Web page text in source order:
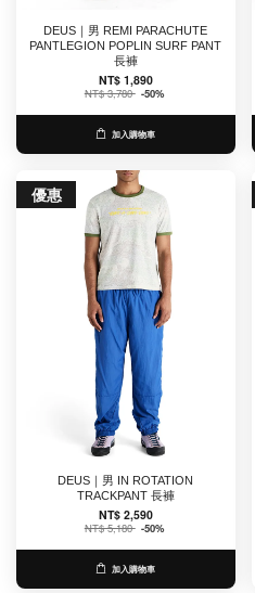
DEUS｜男 REMI PARACHUTE
PANTLEGION POPLIN SURF PANT
長褲
NT$ 1,890
NT$ 3,780 -50%
加入購物車
優惠
DEUS｜男 IN ROTATION
TRACKPANT 長褲
NT$ 2,590
NT$ 5,180 -50%
加入購物車